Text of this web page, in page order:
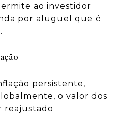
ao investidor
por aluguel que é
persistente,
o valor dos
reajustado